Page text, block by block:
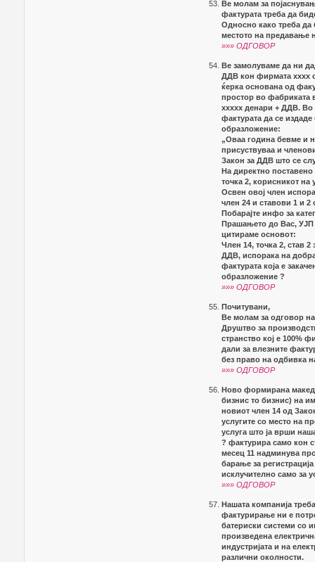
Ве молам за
фактурата треба да
Односно како треба да
местото на предавање
»»» ОДГОВОР
Ве замолуваме да ни
ДДВ кон фирмата xxxx
ќерка основана од
простор во фабриката
xxxxx денари + ДДВ. Во
фактурата да се
образложение:
„Оваа година бевме и
присуствуваа и
Закон за ДДВ што се
На директно
точка 2, корисникот на
Освен овој член
член 24 и ставови 1 и
Побарајте инфо за
Прашањето до Вас, УЈП
цитираме основот:
Член 14, точка 2, став
ДДВ, испорака на
фактурата која е
образложение ?
»»» ОДГОВОР
Почитувани,
Ве молам за одговор
Друштво за
странство кој е 100%
дали за влезните
без право на одбивка
»»» ОДГОВОР
Ново формирана
бизнис то бизнис) на
новиот член 14 од
услугите со место на
услуга што ја врши
? фактурира само кон
месец 11 надминува
барање за
исклучително само за
»»» ОДГОВОР
Нашата компанија
фактурирање ни е
батериски системи со
произведена
индустријата и на
различни околности.